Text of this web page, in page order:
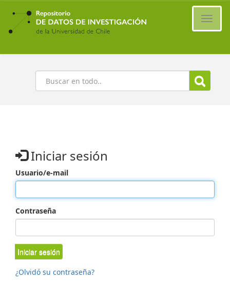
Ir
contenido
principal
Buscar
Iniciar sesión
Usuario/e-mail
Contraseña
Iniciar sesión
¿Olvidó su contraseña?